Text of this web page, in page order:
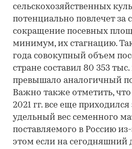
сельскохозяйственных
потенциально повлечет за
сокращение посевных
минимум, их стагнацию.
года совокупный объем
стране составил 80 353 тыс.
превышало аналогичный
Важно также отметить,
2021 гг. все еще
удельный вес семенного
поставляемого в Россию
этом если на